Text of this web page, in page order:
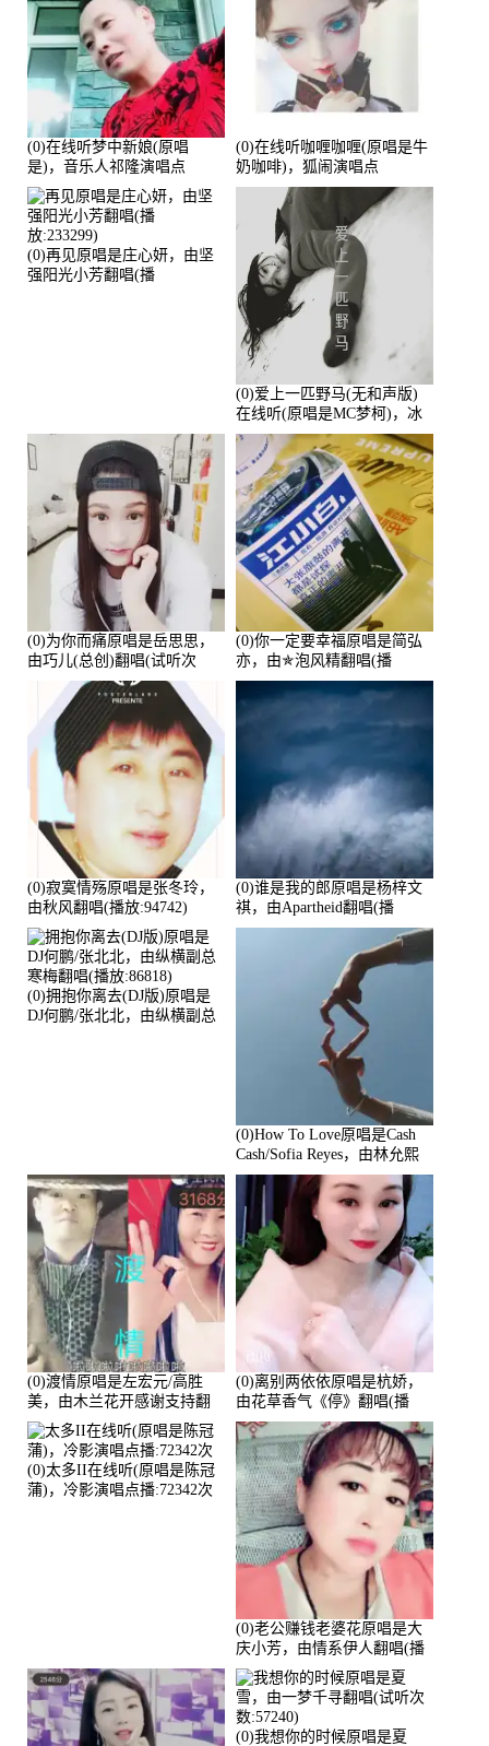
(0)在线听梦中新娘(原唱
是)，音乐人祁隆演唱点
播:2713192次
(0)在线听咖喱咖喱(原唱是牛
奶咖啡)，狐闹演唱点
播:287579次
(0)再见原唱是庄心妍，由坚
强阳光小芳翻唱(播
(0)爱上一匹野马(无和声版)
在线听(原唱是MC梦柯)，冰
鑫Asce演唱点播:178815次
(0)为你而痛原唱是岳思思，
由巧儿(总创)翻唱(试听次
数:108697)
(0)你一定要幸福原唱是简弘
亦，由✯泡风精翻唱(播
放:102381)
(0)寂寞情殇原唱是张冬玲，
由秋风翻唱(播放:94742)
(0)谁是我的郎原唱是杨梓文
祺，由Apartheid翻唱(播
放:94178)
(0)拥抱你离去(DJ版)原唱是
DJ何鹏/张北北，由纵横副总
(0)How To Love原唱是Cash
Cash/Sofia Reyes，由林允熙
翻唱(播放:84447)
(0)渡情原唱是左宏元/高胜
美，由木兰花开感谢支持翻
唱(播放:82339)
(0)离别两依依原唱是杭娇，
由花草香气《停》翻唱(播
放:81215)
(0)太多II在线听(原唱是陈冠
蒲)，冷影演唱点播:72342次
(0)老公赚钱老婆花原唱是大
庆小芳，由情系伊人翻唱(播
放:72036)
(0)我想你的时候原唱是夏